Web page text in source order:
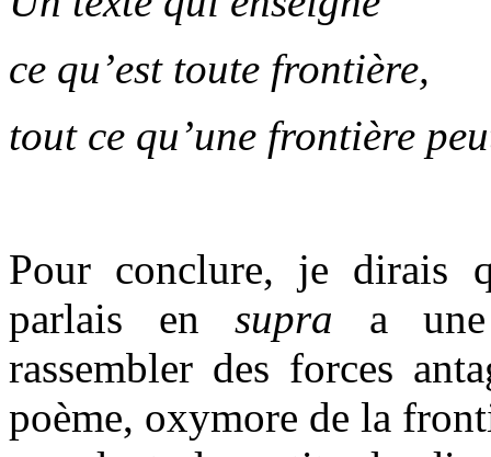
ce qu’est toute frontière,
tout ce qu’une frontière
Pour conclure, je dirais
parlais ensupra a une
rassembler des forces
poème, oxymore de la